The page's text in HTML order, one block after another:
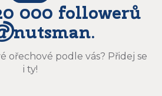
000 followerů
ořechové podle vás? Přidej se
i ty!